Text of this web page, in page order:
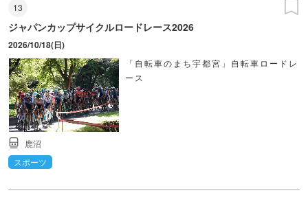
13
ジャパンカップサイクルロードレース2026
2026/10/18(日)
「自転車のまち宇都宮」自転車ロードレ
ース
鹿沼
スポーツ